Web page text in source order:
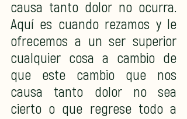
causa tanto dolor no ocurra.
Aquí es cuando rezamos y le
ofrecemos a un ser superior
cualquier cosa a cambio de
que este cambio que nos
causa tanto dolor no sea
cierto o que regrese todo a